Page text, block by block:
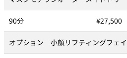
90分 ¥27,500
オプション 小顔リフティングフェ